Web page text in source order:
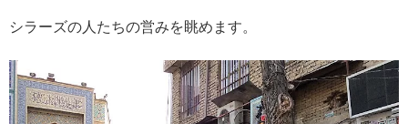
シラーズの人たちの営みを眺めます。